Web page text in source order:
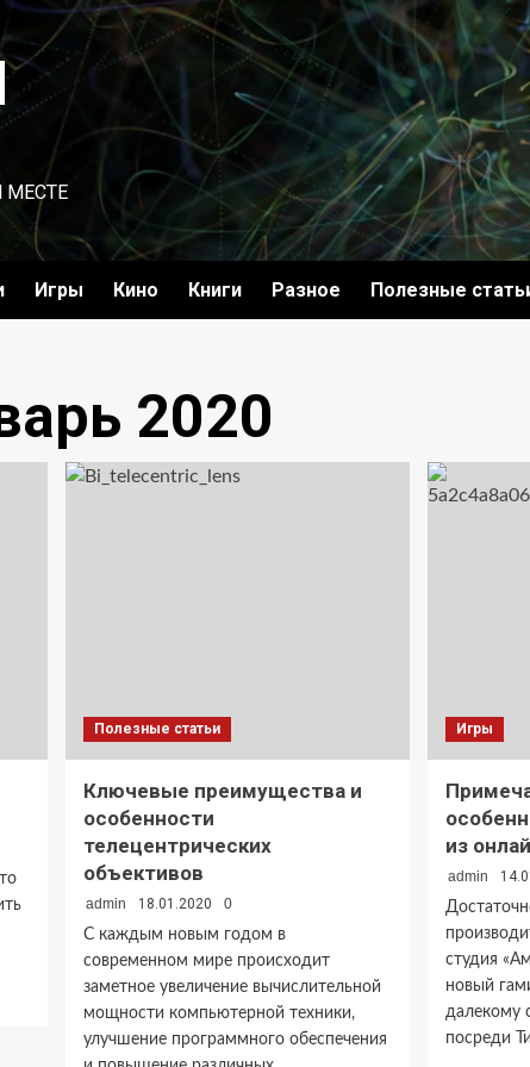
МЕСТЕ
Игры Кино Книги Разное Полезные
2020
Полезные статьи
Ключевые преимущества и
особенности
телецентрических
объективов
admin 18.01.2020
0
С каждым новым годом в
современном мире происходит
заметное увеличение вычислительной
мощности компьютерной техники,
улучшение программного обеспечения
Игры
из
admin
студия
новый
далекому
посреди